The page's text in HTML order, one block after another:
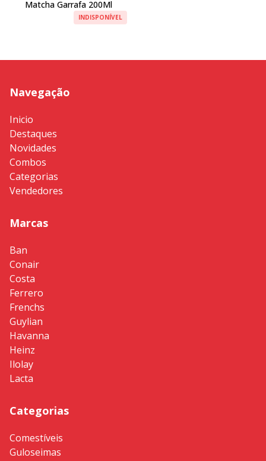
Matcha Garrafa 200Ml
INDISPONÍVEL
Navegação
Inicio
Destaques
Novidades
Combos
Categorias
Vendedores
Marcas
Ban
Conair
Costa
Ferrero
Frenchs
Guylian
Havanna
Heinz
Ilolay
Lacta
Categorias
Comestíveis
Guloseimas